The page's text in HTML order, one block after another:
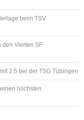
beim TSV
den Vierten SF
2:5 bei der TSG Tübingen
höchsten